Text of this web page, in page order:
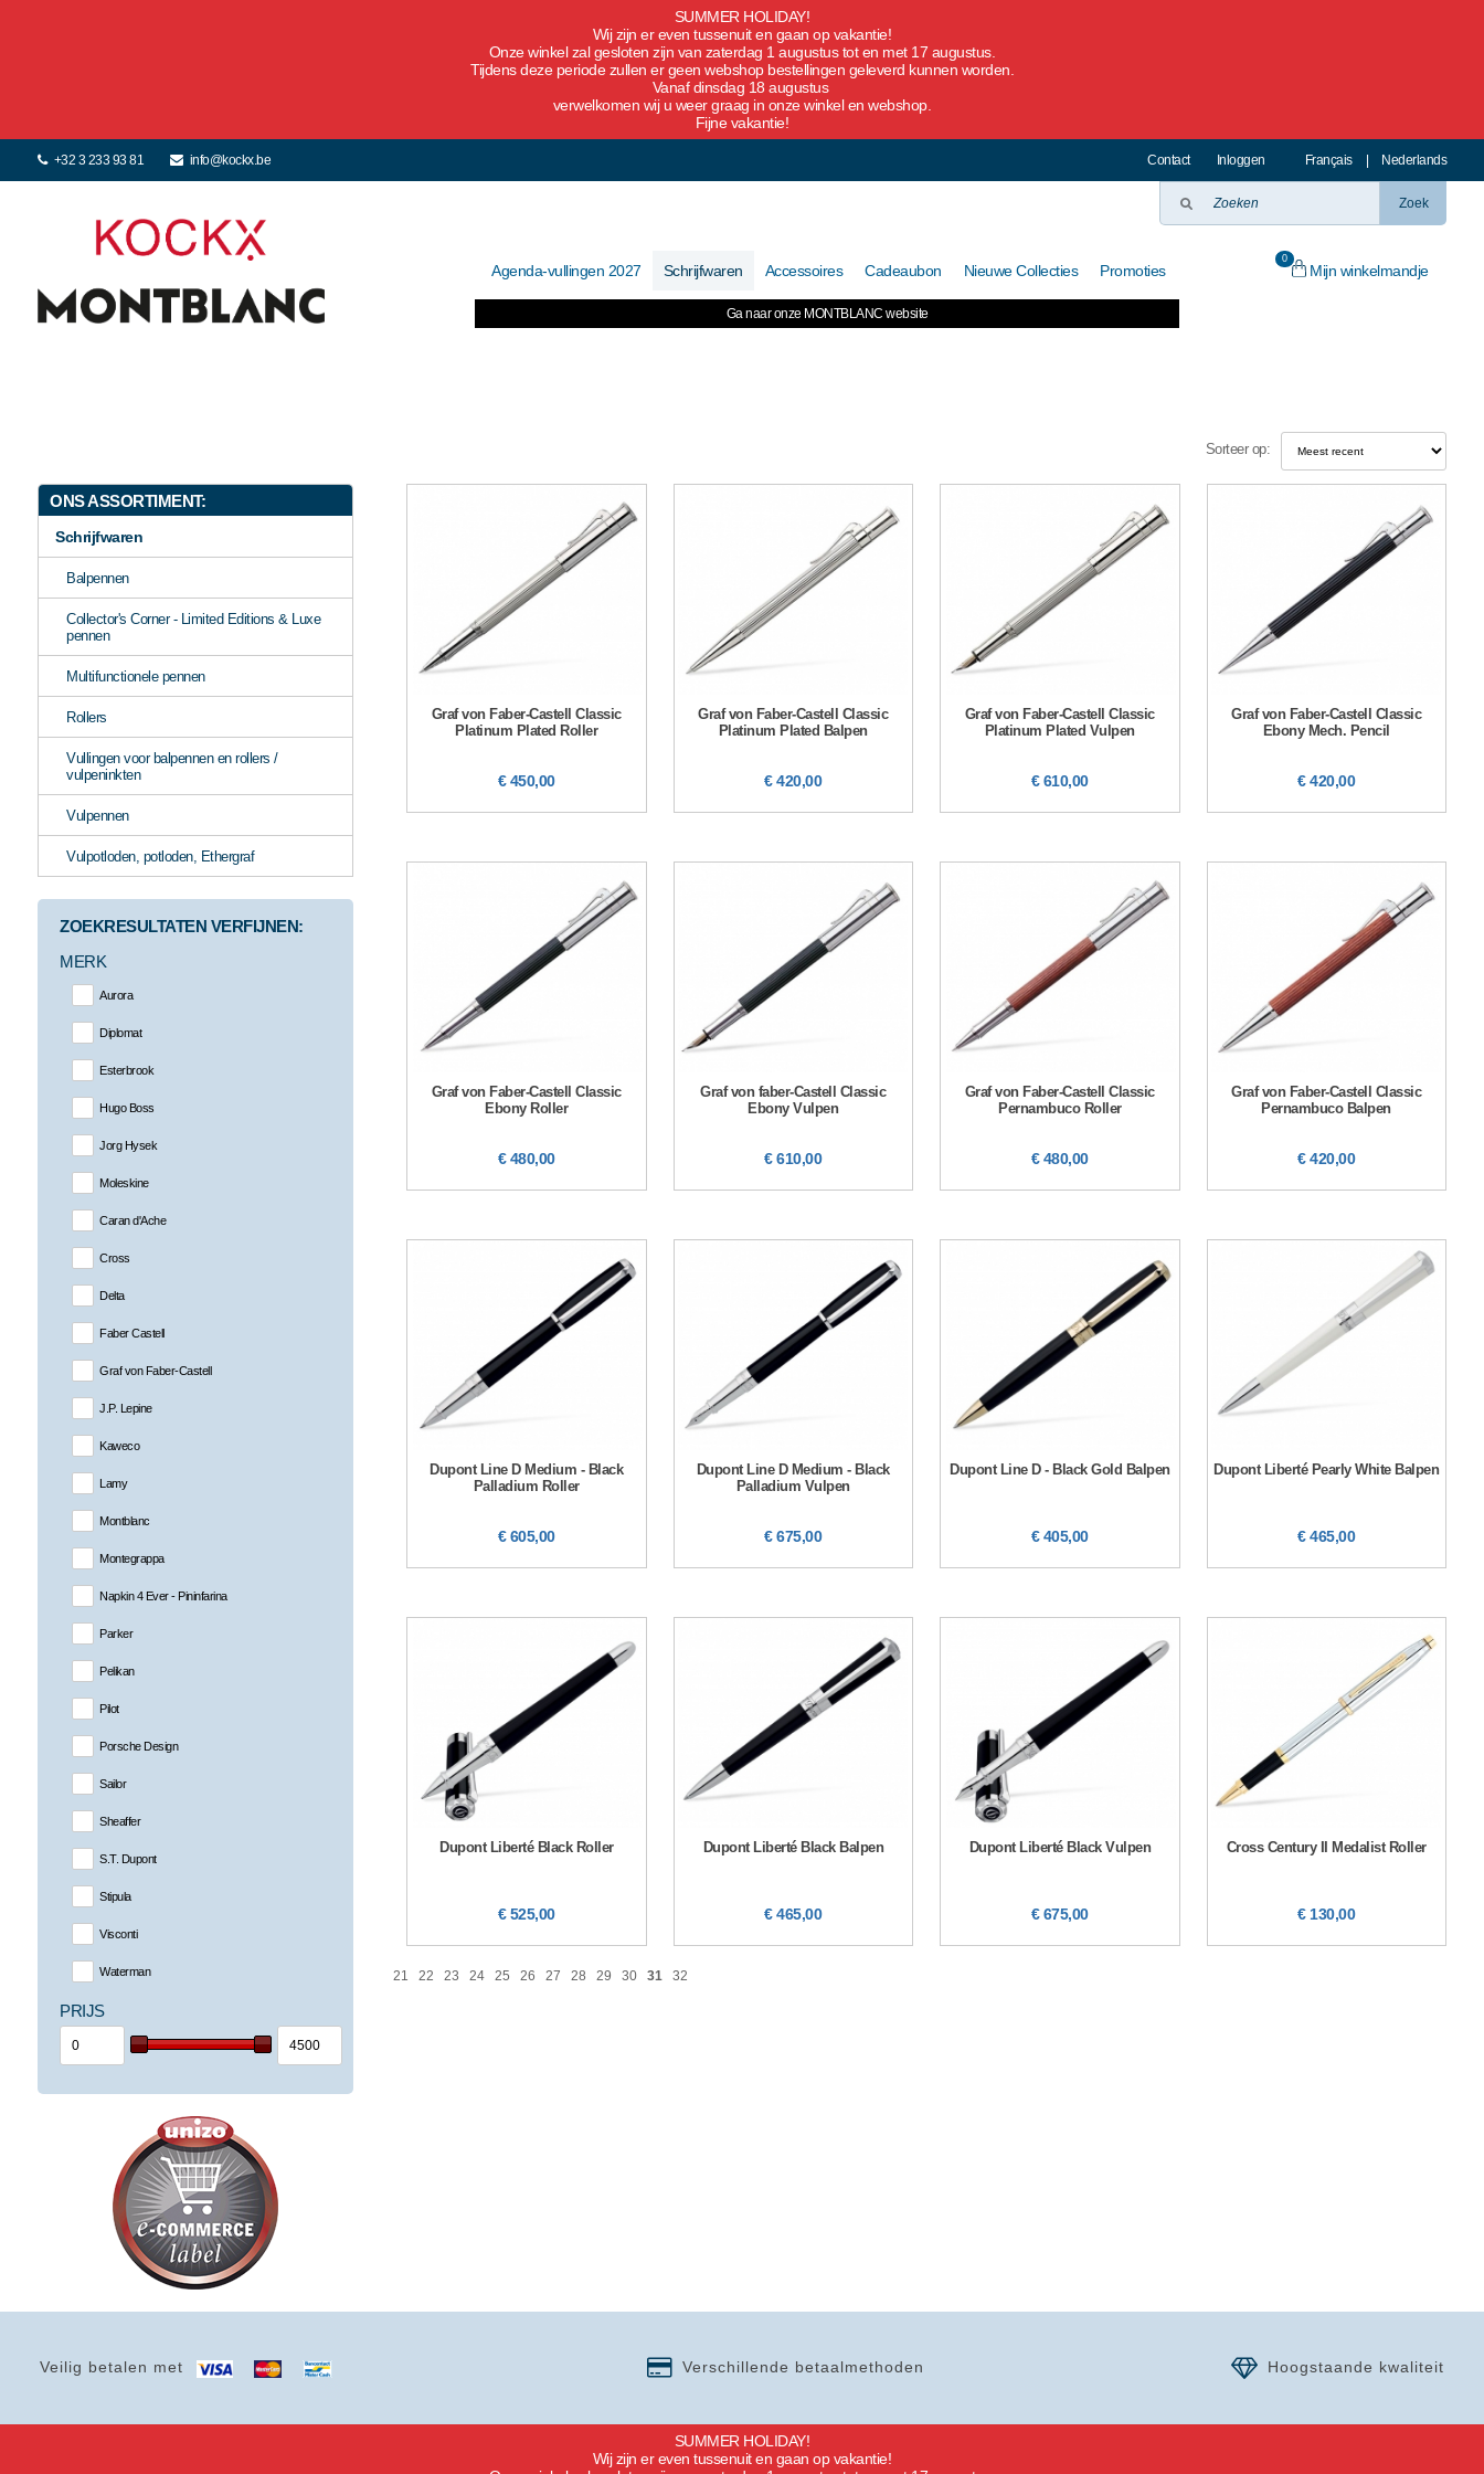
SUMMER HOLIDAY!
Wij zijn er even tussenuit en gaan op vakantie!
Onze winkel zal gesloten zijn van zaterdag 1 augustus tot en met 17 augustus.
Tijdens deze periode zullen er geen webshop bestellingen geleverd kunnen worden.
Vanaf dinsdag 18 augustus
verwelkomen wij u weer graag in onze winkel en webshop.
Fijne vakantie!
+32 3 233 93 81 info@kockx.be Contact Inloggen Français Nederlands
Zoek
Agenda-vullingen 2027 Schrijfwaren Accessoires Cadeaubon Nieuwe Collecties Promoties
Ga naar onze MONTBLANC website
0
Mijn winkelmandje
Sorteer op:
ONS ASSORTIMENT:
Schrijfwaren
Balpennen
Collector's Corner - Limited Editions & Luxe
pennen
Multifunctionele pennen
Rollers
Vullingen voor balpennen en rollers /
vulpeninkten
Vulpennen
Vulpotloden, potloden, Ethergraf
ZOEKRESULTATEN VERFIJNEN:
MERK
Aurora
Diplomat
Esterbrook
Hugo Boss
Jorg Hysek
Moleskine
Caran d'Ache
Cross
Delta
Faber Castell
Graf von Faber-Castell
J.P. Lepine
Kaweco
Lamy
Montblanc
Montegrappa
Napkin 4 Ever - Pininfarina
Parker
Pelikan
Pilot
Porsche Design
Sailor
Sheaffer
S.T. Dupont
Stipula
Visconti
Waterman
PRIJS
Graf von Faber-Castell Classic
Platinum Plated Roller
€ 450,00
Graf von Faber-Castell Classic
Platinum Plated Balpen
€ 420,00
Graf von Faber-Castell Classic
Platinum Plated Vulpen
€ 610,00
Graf von Faber-Castell Classic
Ebony Mech. Pencil
€ 420,00
Graf von Faber-Castell Classic
Ebony Roller
€ 480,00
Graf von faber-Castell Classic
Ebony Vulpen
€ 610,00
Graf von Faber-Castell Classic
Pernambuco Roller
€ 480,00
Graf von Faber-Castell Classic
Pernambuco Balpen
€ 420,00
Dupont Line D Medium - Black
Palladium Roller
€ 605,00
Dupont Line D Medium - Black
Palladium Vulpen
€ 675,00
Dupont Line D - Black Gold Balpen
€ 405,00
Dupont Liberté Pearly White Balpen
€ 465,00
Dupont Liberté Black Roller
€ 525,00
Dupont Liberté Black Balpen
€ 465,00
Dupont Liberté Black Vulpen
€ 675,00
Cross Century II Medalist Roller
€ 130,00
21 22 23 24 25 26 27 28 29 30 31 32
Veilig betalen met Verschillende betaalmethoden Hoogstaande kwaliteit
SUMMER HOLIDAY!
Wij zijn er even tussenuit en gaan op vakantie!